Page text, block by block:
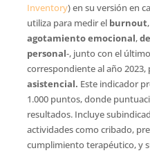
Inventory) en su versión en
utiliza para medir el burnout
agotamiento emocional,
personal-, junto con el
correspondiente al año 2023,
asistencial. Este indicador
1.000 puntos, donde
resultados. Incluye
actividades como cribado,
cumplimiento terapéutico, y